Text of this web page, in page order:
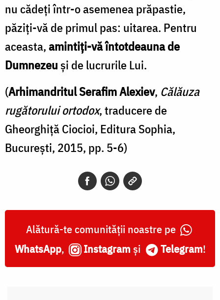
nu cădeți într-o asemenea prăpastie,
păziți-vă de primul pas: uitarea. Pentru
aceasta,amintiți-vă întotdeauna de
Dumnezeuși de lucrurile Lui.
(Arhimandritul Serafim Alexiev, Călăuza
rugătorului ortodox, traducere de
Gheorghiță Ciocioi, Editura Sophia,
București, 2015, pp. 5-6)
Alătură-te comunității noastre pe
WhatsApp, Instagram și Telegram!